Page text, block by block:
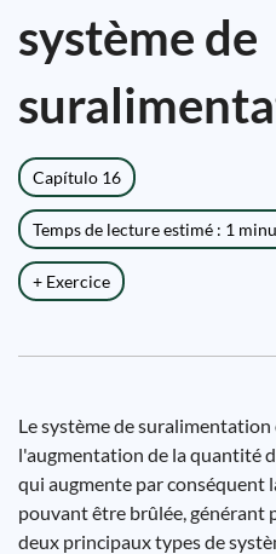
système de
Capítulo 16
Temps de lecture estimé : 1
+ Exercice
Le système de
l'augmentation de la quantité
qui augmente par conséquent
pouvant être brûlée, générant
deux principaux types de